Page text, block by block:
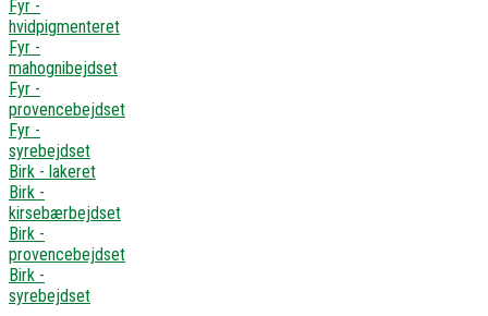
Fyr -
hvidpigmenteret
Fyr -
mahognibejdset
Fyr -
provencebejdset
Fyr -
syrebejdset
Birk - lakeret
Birk -
kirsebærbejdset
Birk -
provencebejdset
Birk -
syrebejdset